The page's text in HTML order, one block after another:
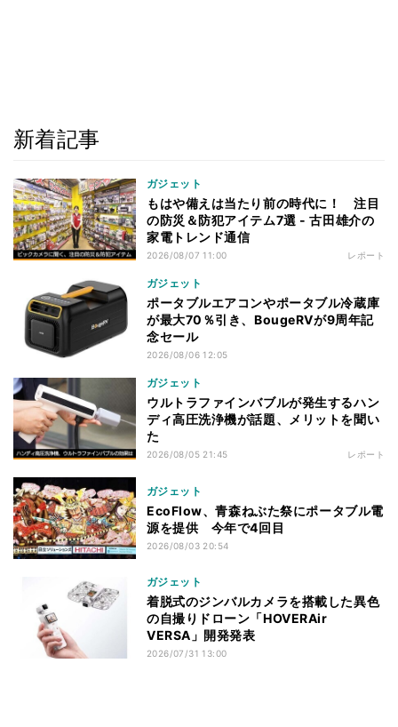
新着記事
ガジェット
もはや備えは当たり前の時代に！ 注目
の防災＆防犯アイテム7選 - 古田雄介の
家電トレンド通信
2026/08/07 11:00 レポート
ガジェット
ポータブルエアコンやポータブル冷蔵庫
が最大70％引き、BougeRVが9周年記
念セール
2026/08/06 12:05
ガジェット
ウルトラファインバブルが発生するハン
ディ高圧洗浄機が話題、メリットを聞い
た
2026/08/05 21:45 レポート
ガジェット
EcoFlow、青森ねぶた祭にポータブル電
源を提供 今年で4回目
2026/08/03 20:54
ガジェット
着脱式のジンバルカメラを搭載した異色
の自撮りドローン「HOVERAir
VERSA」開発発表
2026/07/31 13:00